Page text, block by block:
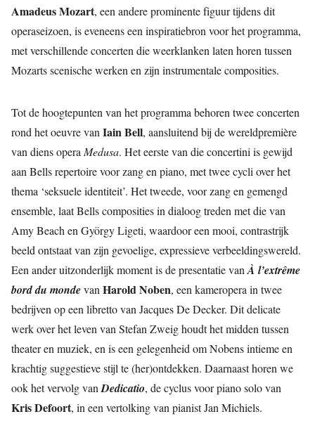
Amadeus Mozart, een andere prominente figuur tijdens dit
operaseizoen, is eveneens een inspiratiebron voor het programma,
met verschillende concerten die weerklanken laten horen tussen
Mozarts scenische werken en zijn instrumentale composities.
Tot de hoogtepunten van het programma behoren twee concerten
rond het oeuvre van Iain Bell, aansluitend bij de wereldpremière
van diens opera Medusa. Het eerste van die concertini is gewijd
aan Bells repertoire voor zang en piano, met twee cycli over het
thema ‘seksuele identiteit’. Het tweede, voor zang en gemengd
ensemble, laat Bells composities in dialoog treden met die van
Amy Beach en György Ligeti, waardoor een mooi, contrastrijk
beeld ontstaat van zijn gevoelige, expressieve verbeeldingswereld.
Een ander uitzonderlijk moment is de presentatie van À l’extrême
bord du mondevan Harold Noben, een kameropera in twee
bedrijven op een libretto van Jacques De Decker. Dit delicate
werk over het leven van Stefan Zweig houdt het midden tussen
theater en muziek, en is een gelegenheid om Nobens intieme en
krachtig suggestieve stijl te (her)ontdekken. Daarnaast horen we
ook het vervolg van Dedicatio, de cyclus voor piano solo van
Kris Defoort, in een vertolking van pianist Jan Michiels.